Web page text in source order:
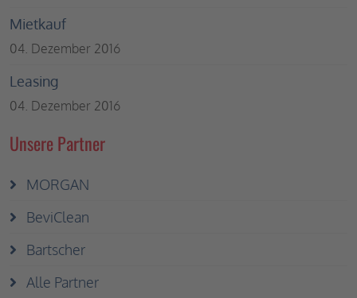
Mietkauf
04. Dezember 2016
Leasing
04. Dezember 2016
Unsere Partner
MORGAN
BeviClean
Bartscher
Alle Partner